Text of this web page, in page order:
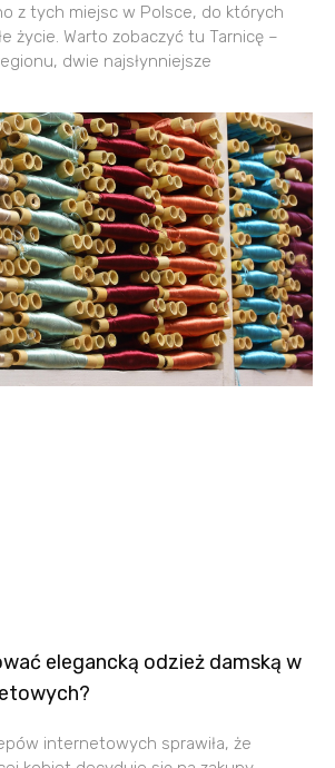
z tych miejsc w Polsce, do których
życie. Warto zobaczyć tu Tarnicę –
dwie najsłynniejsze
elegancką odzież damską w
internetowych sprawiła, że